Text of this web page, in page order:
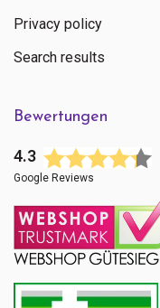
Privacy policy
Search results
Bewertungen
4.3
Google Reviews